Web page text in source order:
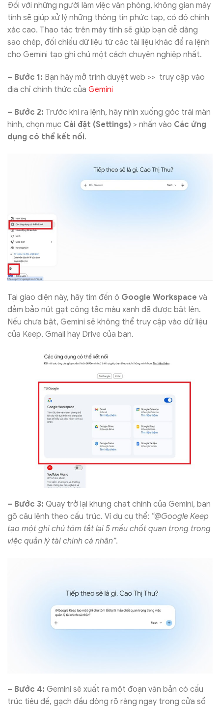
Đối với những người làm việc văn phòng, không gian máy
tính sẽ giúp xử lý những thông tin phức tạp, có độ chính
xác cao. Thao tác trên máy tính sẽ giúp bạn dễ dàng
sao chép, đối chiếu dữ liệu từ các tài liệu khác để ra lệnh
cho Gemini tạo ghi chú một cách chuyên nghiệp nhất.
– Bước 1: Bạn hãy mở trình duyệt web >> truy cập vào
địa chỉ chính thức của Gemini
– Bước 2: Trước khi ra lệnh, hãy nhìn xuống góc trái màn
hình, chọn mục Cài đặt (Settings) > nhấn vào Các ứng
dụng có thể kết nối.
Tại giao diện này, hãy tìm đến ô Google Workspace và
đảm bảo nút gạt công tắc màu xanh đã được bật lên.
Nếu chưa bật, Gemini sẽ không thể truy cập vào dữ liệu
của Keep, Gmail hay Drive của bạn.
– Bước 3: Quay trở lại khung chat chính của Gemini, bạn
gõ câu lệnh theo cấu trúc. Ví dụ cụ thể: “@Google Keep
tạo một ghi chú tóm tắt lại 5 mấu chốt quan trọng trong
việc quản lý tài chính cá nhân”.
– Bước 4: Gemini sẽ xuất ra một đoạn văn bản có cấu
trúc tiêu đề, gạch đầu dòng rõ ràng ngay trong cửa sổ